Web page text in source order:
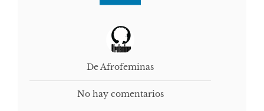
De Afrofeminas
No hay comentarios